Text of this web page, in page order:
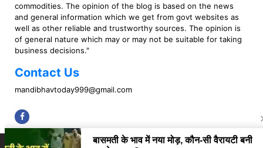
commodities. The opinion of the blog is based on the news
and general information which we get from govt websites as
well as other reliable and trustworthy sources. The opinion is
of general nature which may or may not be suitable for taking
business decisions."
Contact Us
mandibhavtoday999@gmail.com
Copyright © 2023 Mandi Bhav Today. All rights Reserved. Powered by TIMES